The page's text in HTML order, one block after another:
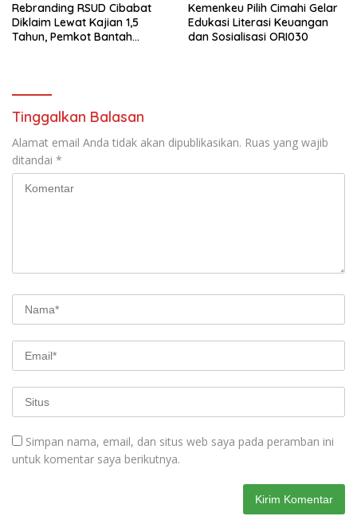
Rebranding RSUD Cibabat
Diklaim Lewat Kajian 1,5
Tahun, Pemkot Bantah
Kemenkeu Pilih Cimahi Gelar
Edukasi Literasi Keuangan
dan Sosialisasi ORI030
Tinggalkan Balasan
Alamat email Anda tidak akan dipublikasikan. Ruas yang wajib
ditandai *
Simpan nama, email, dan situs web saya pada peramban ini
untuk komentar saya berikutnya.